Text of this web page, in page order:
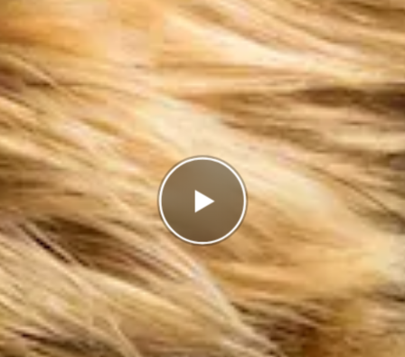
Antal rätt 0/7
Poäng
I highscorelistan hamnade du på plats 56/56